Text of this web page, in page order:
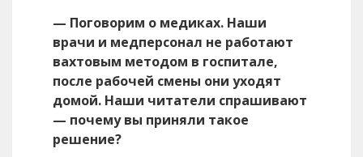
— Поговорим о медиках. Наши
врачи и медперсонал не работают
вахтовым методом в госпитале,
после рабочей смены они уходят
домой. Наши читатели спрашивают
— почему вы приняли такое
решение?